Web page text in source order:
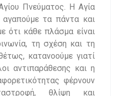
Πνεύματος. Η Αγία
αγαπούμε τα πάντα και
ότι κάθε πλάσμα είναι
τη σχέση και τη
κατανοούμε γιατί
αντιπαράθεσης και η
φέρνουν
θλίψη και